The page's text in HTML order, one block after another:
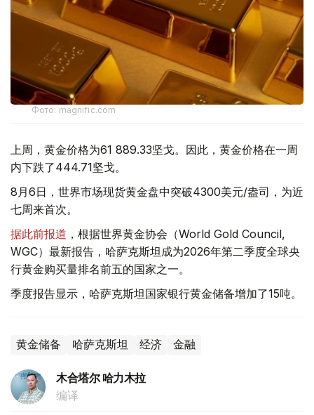
Фото: magnific.com
上周，黄金价格为61 889.33坚戈。因此，黄金价格在一周
内下跌了444.71坚戈。
8月6日，世界市场现货黄金盘中突破4300美元/盎司，为近
七周来首次。
据此前报道 ，根据世界黄金协会（World Gold Council,
WGC）最新报告，哈萨克斯坦成为2026年第二季度全球央
行黄金购买量排名前五的国家之一。
季度报告显示，哈萨克斯坦国家银行黄金储备增加了15吨。
黄金储备 哈萨克斯坦 经济 金融
木合塔尔 哈力木拉
编译